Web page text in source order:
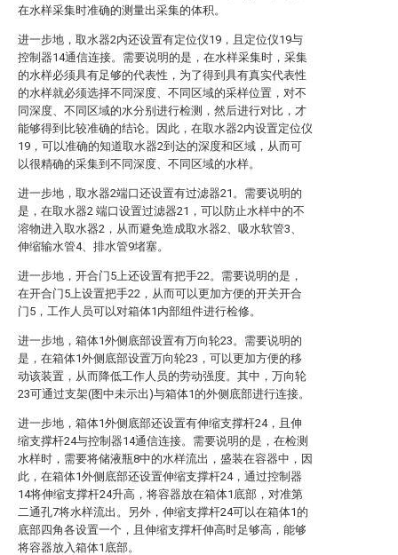
在水样采集时准确的测量出采集的体积。
进一步地，取水器2内还设置有定位仪19，且定位仪19与
控制器14通信连接。需要说明的是，在水样采集时，采集
的水样必须具有足够的代表性，为了得到具有真实代表性
的水样就必须选择不同深度、不同区域的采样位置，对不
同深度、不同区域的水分别进行检测，然后进行对比，才
能够得到比较准确的结论。因此，在取水器2内设置定位仪
19，可以准确的知道取水器2到达的深度和区域，从而可
以很精确的采集到不同深度、不同区域的水样。
进一步地，取水器2端口还设置有过滤器21。需要说明的
是，在取水器2 端口设置过滤器21，可以防止水样中的不
溶物进入取水器2，从而避免造成取水器2、吸水软管3、
伸缩输水管4、排水管9堵塞。
进一步地，开合门5上还设置有把手22。需要说明的是，
在开合门5上设置把手22，从而可以更加方便的开关开合
门5，工作人员可以对箱体1内部组件进行检修。
进一步地，箱体1外侧底部设置有万向轮23。需要说明的
是，在箱体1外侧底部设置万向轮23，可以更加方便的移
动该装置，从而降低工作人员的劳动强度。其中，万向轮
23可通过支架(图中未示出)与箱体1的外侧底部进行连接。
进一步地，箱体1外侧底部还设置有伸缩支撑杆24，且伸
缩支撑杆24与控制器14通信连接。需要说明的是，在检测
水样时，需要将储液瓶8中的水样流出，盛装在容器中，因
此，在箱体1外侧底部还设置伸缩支撑杆24，通过控制器
14将伸缩支撑杆24升高，将容器放在箱体1底部，对准第
二通孔7将水样流出。另外，伸缩支撑杆24可以在箱体1的
底部四角各设置一个，且伸缩支撑杆伸高时足够高，能够
将容器放入箱体1底部。